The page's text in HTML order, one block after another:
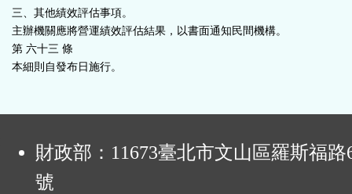
三、其他績效評估事項。
主辦機關應將營運績效評估結果，以書面通知民間機構。
第 六十三 條
本細則自發布日施行。
財政部：11673臺北市文山區羅斯福路
號